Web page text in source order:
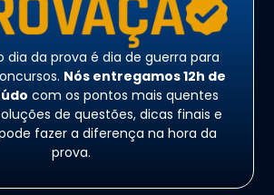
dia da prova é dia de guerra para
Nós entregamos 12h de
com os pontos mais quentes
de questões, dicas finais e
fazer a diferença na hora da
prova.